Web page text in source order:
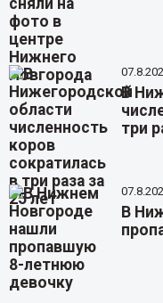
В
три
В